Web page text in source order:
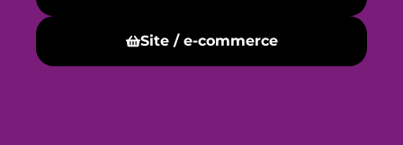
Site / e-commerce